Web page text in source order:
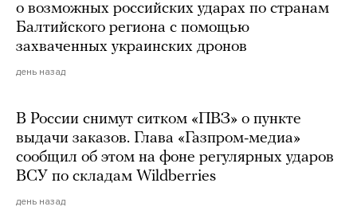
о возможных российских ударах по странам
Балтийского региона с помощью
захваченных украинских дронов
день назад
В России снимут ситком «ПВЗ» о пункте
выдачи заказов. Глава «Газпром-медиа»
сообщил об этом на фоне регулярных ударов
ВСУ по складам Wildberries
день назад